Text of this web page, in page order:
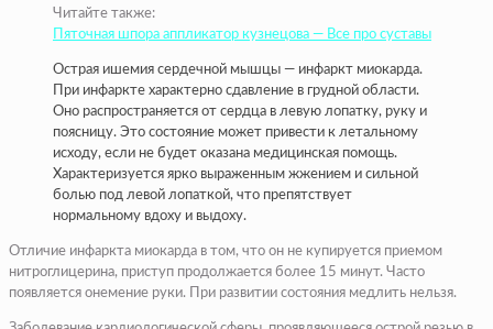
Читайте также:
Пяточная шпора аппликатор кузнецова — Все про суставы
Острая ишемия сердечной мышцы — инфаркт миокарда.
При инфаркте характерно сдавление в грудной области.
Оно распространяется от сердца в левую лопатку, руку и
поясницу. Это состояние может привести к летальному
исходу, если не будет оказана медицинская помощь.
Характеризуется ярко выраженным жжением и сильной
болью под левой лопаткой, что препятствует
нормальному вдоху и выдоху.
Отличие инфаркта миокарда в том, что он не купируется приемом
нитроглицерина, приступ продолжается более 15 минут. Часто
появляется онемение руки. При развитии состояния медлить нельзя.